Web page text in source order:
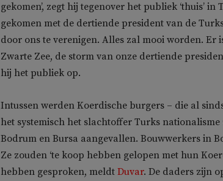
gekomen’, zegt hij tegenover het publiek ‘thuis’
gekomen met de dertiende president van de
door ons te verenigen. Alles zal mooi worden. Er
Zwarte Zee, de storm van onze dertiende
hij het publiek op.
Intussen werden Koerdische burgers – die al
het systemisch het slachtoffer Turks
Bodrum en Bursa aangevallen. Bouwwerkers in
Ze zouden ‘te koop hebben gelopen met hun
hebben gesproken, meldt Duvar. De daders zijn